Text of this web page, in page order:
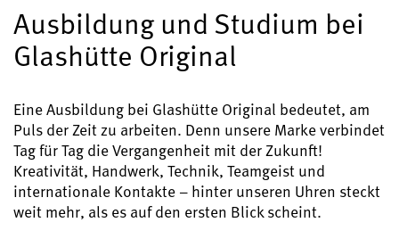
MyAccount
Registrieren Sie Ihre Glashütte Original
Kontakt
Nehmen Sie Kontakt mit uns auf
Ausbildung und Studium bei
Glashütte Original
Eine Ausbildung bei Glashütte Original bedeutet, am
Puls der Zeit zu arbeiten. Denn unsere Marke verbindet
Tag für Tag die Vergangenheit mit der Zukunft!
Kreativität, Handwerk, Technik, Teamgeist und
internationale Kontakte – hinter unseren Uhren steckt
weit mehr, als es auf den ersten Blick scheint.